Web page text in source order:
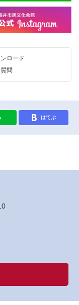
ロード
問
はてぶ